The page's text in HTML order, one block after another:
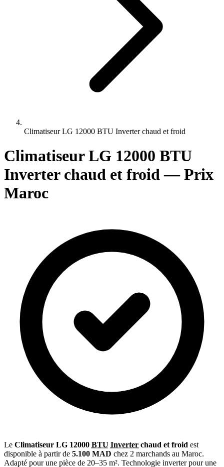
Climatiseur LG 12000 BTU Inverter chaud et froid
Climatiseur LG 12000 BTU
Inverter chaud et froid — Prix
Maroc
Le Climatiseur LG 12000 BTU Inverter chaud et froid est
disponible à partir de 5.100 MAD chez 2 marchands au Maroc.
Adapté pour une pièce de 20–35 m². Technologie inverter pour une